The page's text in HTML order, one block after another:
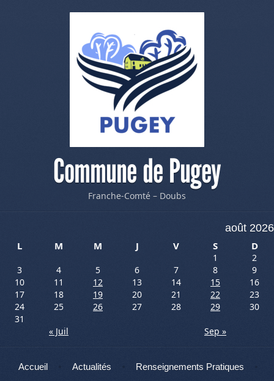
Commune de Pugey
Franche-Comté – Doubs
août 2026
L
M M J V S D
1
2
3
4 5 6 7 8
9
10
11 12 13 14 15
16
17
18 19 20 21 22
23
24
25 26 27 28 29
30
31
« Juil
Sep »
Menu
Aller au contenu
Accueil Actualités Renseignements Pratiques